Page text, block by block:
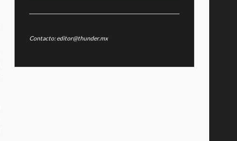
Contacto: editor@thunder.mx